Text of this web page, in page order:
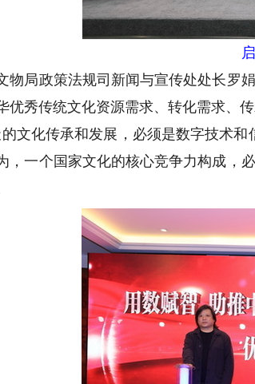
局政策法规司新闻与宣传处处长罗娟
优秀传统文化资源需求、转化需求、
化传承和发展，必须是数字技术和
，一个国家文化的核心竞争力构成，